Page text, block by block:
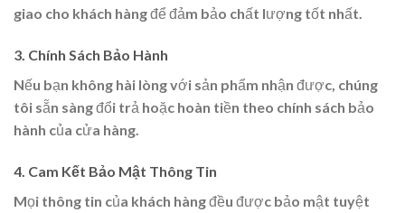
giao cho khách hàng để đảm bảo chất lượng tốt nhất.
3. Chính Sách Bảo Hành
Nếu bạn không hài lòng với sản phẩm nhận được, chúng
tôi sẵn sàng đổi trả hoặc hoàn tiền theo chính sách bảo
hành của cửa hàng.
4. Cam Kết Bảo Mật Thông Tin
Mọi thông tin của khách hàng đều được bảo mật tuyệt